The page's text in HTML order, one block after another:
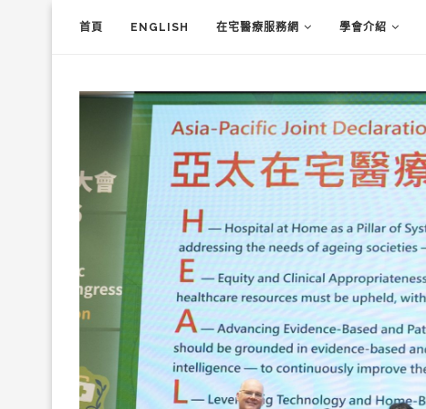
首頁 ENGLISH 在宅醫療服務網 學會介紹